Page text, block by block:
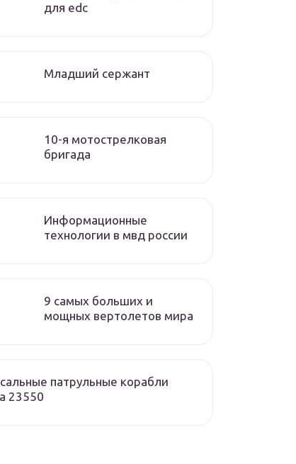
для edc
Младший сержант
10-я мотострелковая
бригада
Информационные
технологии в мвд россии
9 самых больших и
мощных вертолетов мира
патрульные корабли
23550